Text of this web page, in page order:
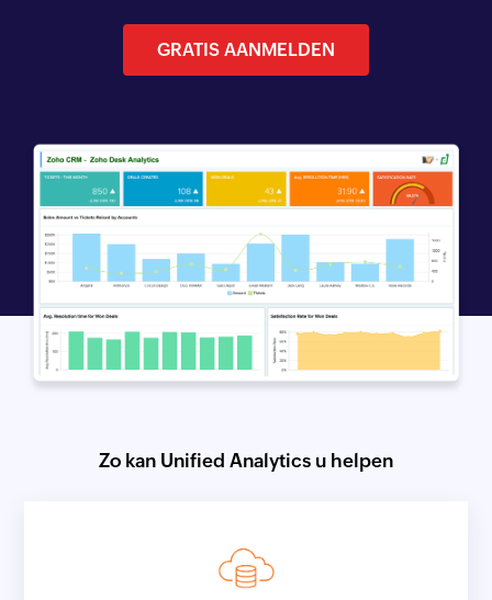
GRATIS AANMELDEN
Zo kan Unified Analytics u helpen